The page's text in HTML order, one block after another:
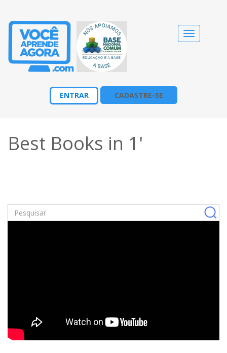
Alternar
navegação
ENTRAR CADASTRE-SE
Best Books in 1'